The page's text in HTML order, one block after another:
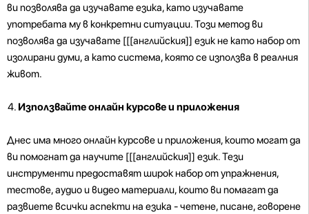
ви позволява да изучавате езика, като изучавате
употребата му в конкретни ситуации. Този метод ви
позволява да изучавате [[[английския]] език не като набор от
изолирани думи, а като система, която се използва в реалния
живот.
Използвайте онлайн курсове и приложения
Днес има много онлайн курсове и приложения, които могат да
ви помогнат да научите [[[английския]] език. Тези
инструменти предоставят широк набор от упражнения,
тестове, аудио и видео материали, които ви помагат да
развиете всички аспекти на езика - четене, писане, говорене